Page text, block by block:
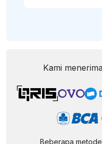
Kami
Beberapa